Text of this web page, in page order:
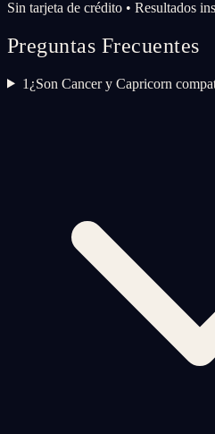
Sin tarjeta de crédito • Resultados
Preguntas Frecuentes
1 ¿Son Cancer y Capricorn